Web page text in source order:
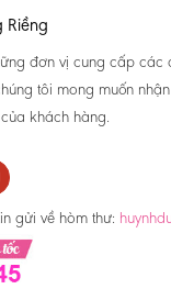
Riềng
đơn vị cung cấp các
tôi mong muốn
khách hàng.
gửi về hòm thư: